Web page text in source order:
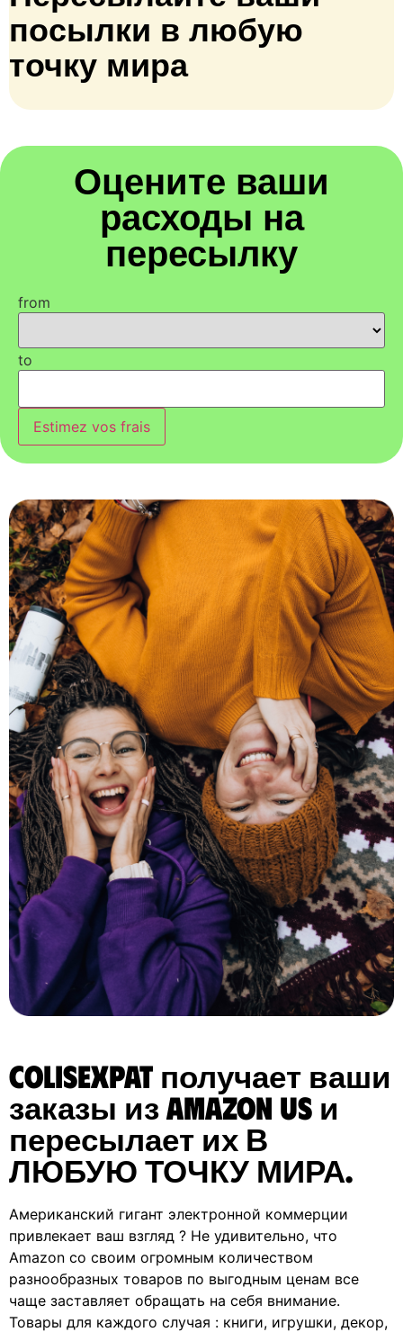
посылки в любую
точку мира
Оцените ваши
расходы на
пересылку
from
to
Estimez vos frais
ColisExpat получает ваши
заказы из Amazon US и
пересылает их В
ЛЮБУЮ ТОЧКУ МИРА.
Американский гигант электронной коммерции
привлекает ваш взгляд ? Не удивительно, что
Amazon со своим огромным количеством
разнообразных товаров по выгодным ценам все
чаще заставляет обращать на себя внимание.
Товары для каждого случая : книги, игрушки, декор,